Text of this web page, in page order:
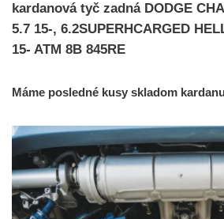
kardanová tyč zadná DODGE
5.7 15-, 6.2SUPERHCARGED
15- ATM 8B 845RE
Máme posledné kusy skladom